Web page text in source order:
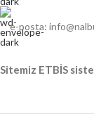
e-posta:
Sitemiz ETBİS